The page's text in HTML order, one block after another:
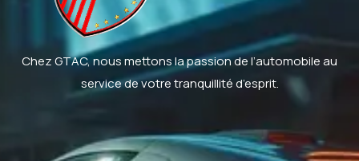
Chez GTAC, nous mettons la passion de l’automobile au
service de votre tranquillité d’esprit.